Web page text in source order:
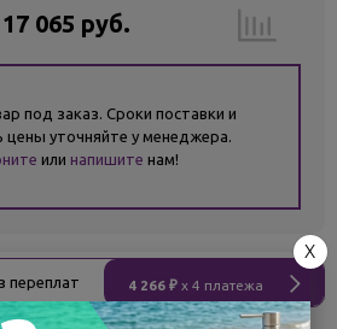
17 065 руб.
под заказ. Сроки поставки и
цены уточняйте у менеджера.
или напишите нам!
переплат 4 266 ₽ x 4 платежа
X